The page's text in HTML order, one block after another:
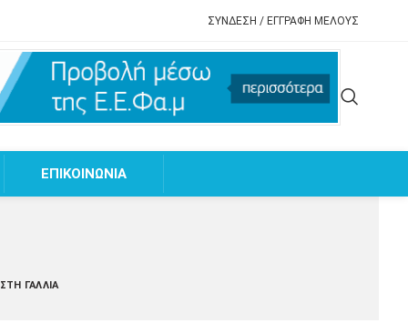
ΣΥΝΔΕΣΗ / ΕΓΓΡΑΦΗ ΜΕΛΟΥΣ
EΠΙΚΟΙΝΩΝΙΑ
ΓΑΛΛΊΑ